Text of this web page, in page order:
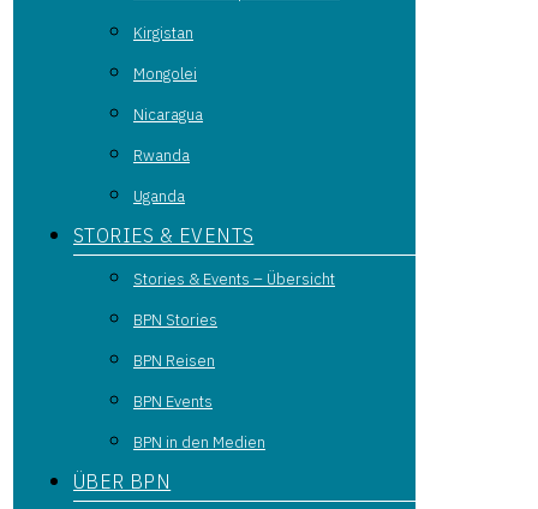
Kirgistan
Mongolei
Nicaragua
Rwanda
Uganda
STORIES & EVENTS
Stories & Events – Übersicht
BPN Stories
BPN Reisen
BPN Events
BPN in den Medien
ÜBER BPN